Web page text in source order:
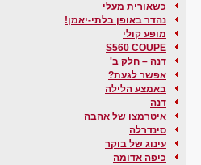
כשאורית מעלי
נהדר באופן בלתי-יאמן!
מופע קולי
S560 COUPE
דנה – חלק ב'
אפשר לגעת?
באמצע הלילה
דנה
איטרמצו של אהבה
סינדרלה
עינוג של בוקר
כיפה אדומה